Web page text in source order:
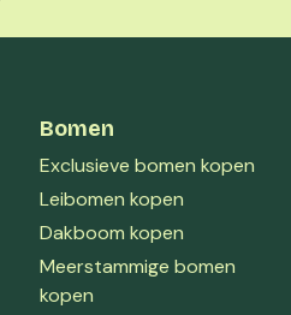
Bomen
Exclusieve bomen kopen
Leibomen kopen
Dakboom kopen
Meerstammige bomen
kopen